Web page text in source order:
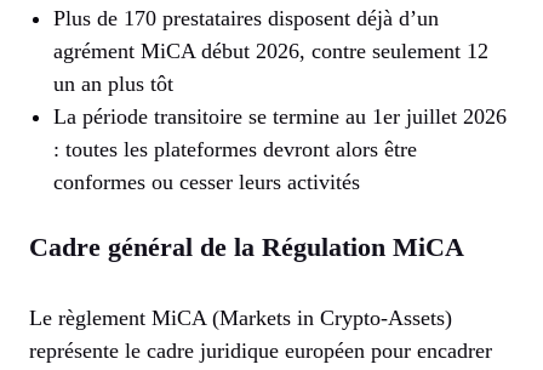
Plus de 170 prestataires disposent déjà d’un
agrément MiCA début 2026, contre seulement 12
un an plus tôt
La période transitoire se termine au 1er juillet 2026
: toutes les plateformes devront alors être
conformes ou cesser leurs activités
Cadre général de la Régulation MiCA
Le règlement MiCA (Markets in Crypto-Assets)
représente le cadre juridique européen pour encadrer